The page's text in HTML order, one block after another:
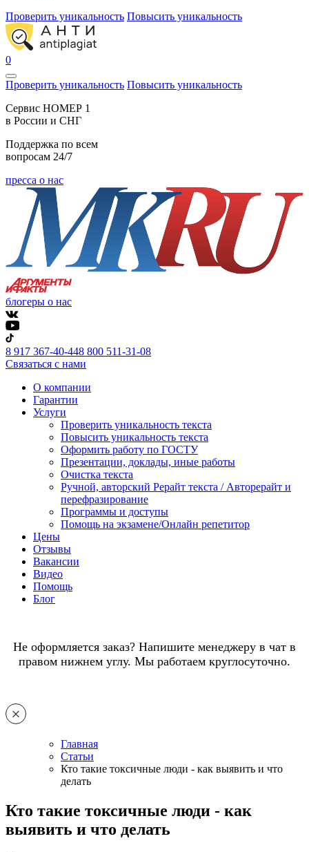
Проверить уникальность Повысить уникальность
0
Проверить уникальность Повысить уникальность
Cервис НОМЕР 1
в России и СНГ
Поддержка по всем
вопросам 24/7
пресса о нас
блогеры о нас
8 917 367-40-448 800 511-31-08
Связаться с нами
О компании
Гарантии
Услуги
Проверить уникальность текста
Повысить уникальность текста
Оформить работу по ГОСТУ
Презентации, доклады, иные работы
Очистка текста
Ручной, авторский Рерайт текста / Авторерайт и
перефразирование
Программы и доступы
Помощь на экзамене/Онлайн репетитор
Цены
Отзывы
Вакансии
Видео
Помощь
Блог
Не оформляется заказ? Напишите менеджеру в чат в
правом нижнем углу. Мы работаем круглосуточно.
Главная
Статьи
Кто такие токсичные люди - как выявить и что
делать
Кто такие токсичные люди - как
выявить и что делать